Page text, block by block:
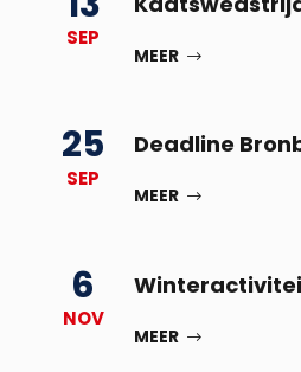
SEP
MEER
25
SEP
Deadline
MEER
6
NOV
MEER